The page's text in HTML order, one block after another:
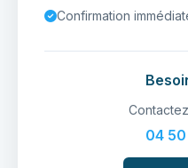
Confirmation
04